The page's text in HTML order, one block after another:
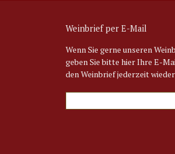
Weinbrief per E-Mail
Wenn Sie gerne unseren
geben Sie bitte hier Ihre E-
den Weinbrief jederzeit